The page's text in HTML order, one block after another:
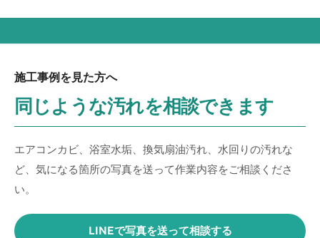
施工事例を見た方へ
同じような汚れを相談できます
エアコンカビ、浴室水垢、換気扇油汚れ、水回りの汚れな
ど、気になる箇所の写真を送って作業内容をご相談くださ
い。
LINEで写真を送って相談する